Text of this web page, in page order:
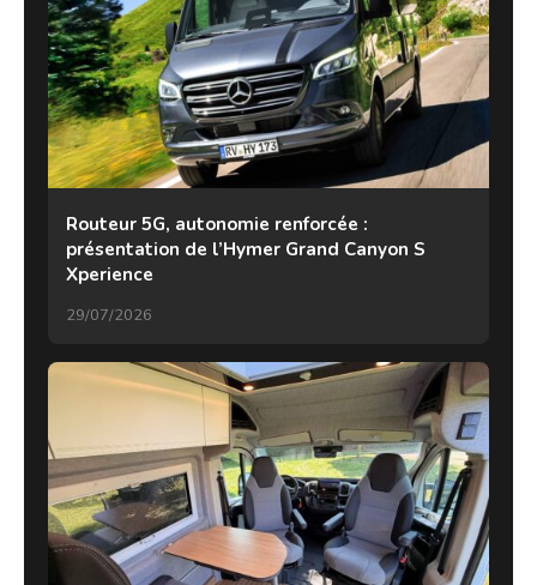
Routeur 5G, autonomie renforcée :
présentation de l’Hymer Grand Canyon S
Xperience
29/07/2026